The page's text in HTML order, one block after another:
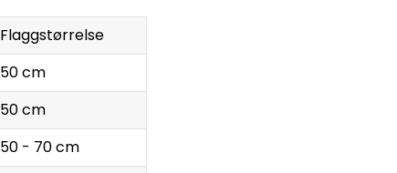
Flaggstørrelse
50 cm
50 cm
50 - 70 cm